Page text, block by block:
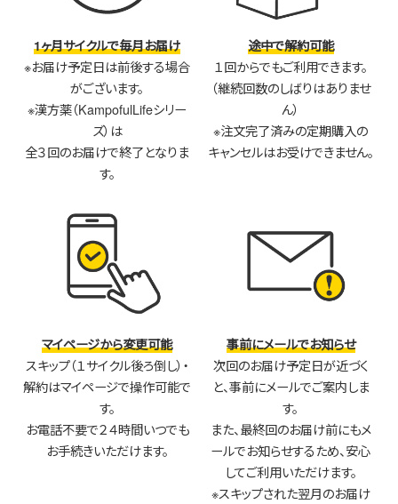
1ヶ月サイクルで毎月お届け
※お届け予定日は前後する場合
がございます。
※漢方薬（KampofulLifeシリー
ズ）は
全３回のお届けで終了となりま
す。
途中で解約可能
１回からでもご利用できます。
（継続回数のしばりはありませ
ん）
※注文完了済みの定期購入の
キャンセルはお受けできません。
マイページから変更可能
スキップ（１サイクル後ろ倒し）・
解約はマイページで操作可能で
す。
お電話不要で２４時間いつでも
お手続きいただけます。
事前にメールでお知らせ
次回のお届け予定日が近づく
と、事前にメールでご案内しま
す。
また、最終回のお届け前にもメ
ールでお知らせするため、安心
してご利用いただけます。
※スキップされた翌月のお届け